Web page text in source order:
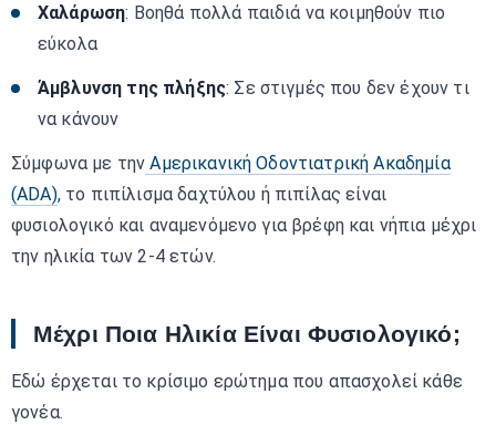
Χαλάρωση: Βοηθά πολλά παιδιά να κοιμηθούν πιο
εύκολα
Άμβλυνση της πλήξης: Σε στιγμές που δεν έχουν τι
να κάνουν
Σύμφωνα με την Αμερικανική Οδοντιατρική Ακαδημία
(ADA), το πιπίλισμα δαχτύλου ή πιπίλας είναι
φυσιολογικό και αναμενόμενο για βρέφη και νήπια μέχρι
την ηλικία των 2-4 ετών.
Μέχρι Ποια Ηλικία Είναι Φυσιολογικό;
Εδώ έρχεται το κρίσιμο ερώτημα που απασχολεί κάθε
γονέα.